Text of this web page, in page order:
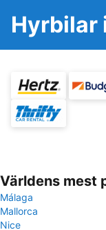
Hyrbilar
Världens mest
Málaga
Mallorca
Nice